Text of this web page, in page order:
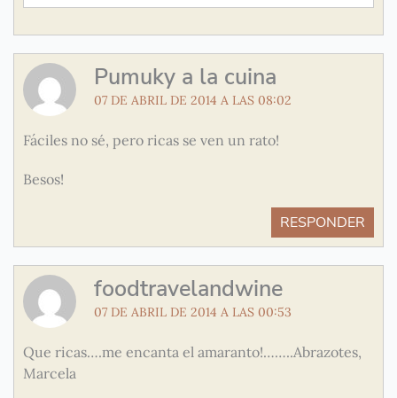
Pumuky a la cuina
07 DE ABRIL DE 2014 A LAS 08:02
Fáciles no sé, pero ricas se ven un rato!
Besos!
RESPONDER
foodtravelandwine
07 DE ABRIL DE 2014 A LAS 00:53
Que ricas….me encanta el amaranto!……..Abrazotes,
Marcela